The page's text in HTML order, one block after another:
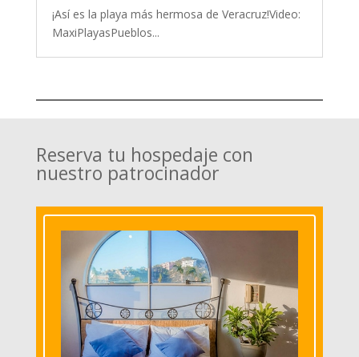
¡Así es la playa más hermosa de Veracruz!Video:
MaxiPlayasPueblos...
Reserva tu hospedaje con
nuestro patrocinador